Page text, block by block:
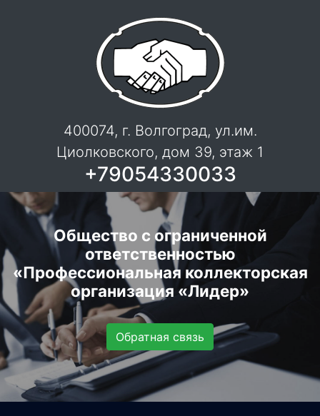
400074, г. Волгоград, ул.им.
Циолковского, дом 39, этаж 1
+79054330033
Общество с ограниченной
ответственностью
«Профессиональная коллекторская
организация «Лидер»
Обратная связь